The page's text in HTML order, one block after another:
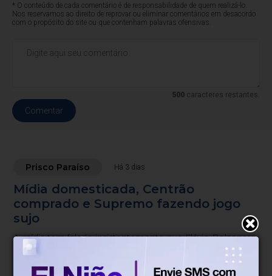
* O conteúdo de cada comentário é de responsabilidade de quem realizá-lo.
Nos reservamos ao direito de reprovar ou eliminar comentários em desacordo
com o propósito do site ou que contenham palavras ofensivas.
500caracteres restantes.
Comentar
Prisco Paraíso Há 3 dias
Mídia domesticada, Centrão
comprado e Supremo fazendo jogo
sujo
A mídia tem falado insistentemente que Flávio Bolsonaro
ficou sozinho, que não conseguiu ninguém do Centrão,
seja a União Progressista, o MDB, o Podemos ou o
Republicanos.